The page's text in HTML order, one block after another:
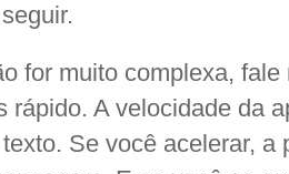
for muito complexa,
rápido. A velocidade da
Se você acelerar, a